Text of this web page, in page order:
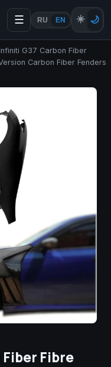
☰ RU EN ☀️ 🌙
G37 Carbon Fiber
Carbon Fiber Fenders
Fibre